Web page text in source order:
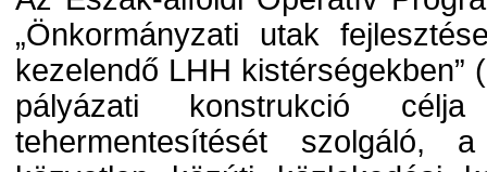
„Önkormányzati utak
kezelendő LHH kistérségekben”
pályázati konstrukció
tehermentesítését szolgáló, a